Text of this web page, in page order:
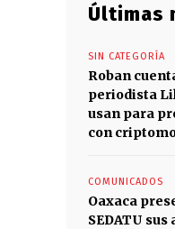
Últimas
SIN CATEGORÍA
Roban
periodista
usan para
con
COMUNICADOS
Oaxaca
SEDATU sus